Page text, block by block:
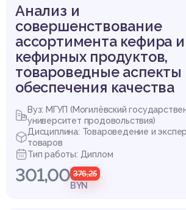
Анализ и
совершенствование
ассортимента кефира и
кефирных продуктов,
товароведные аспекты
обеспечения качества
Вуз: МГУП (Могилёвский
университет продовольствия)
Дисциплина: Товароведение и
товаров
Тип работы: Диплом
301,00 376,25
BYN